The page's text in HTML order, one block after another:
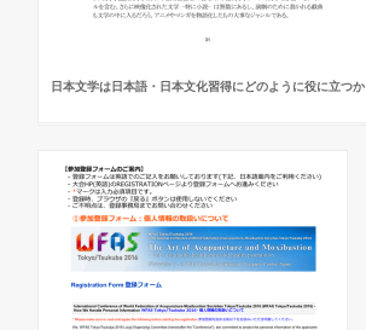
日本文学は日本語・日本文化習得にどのように役に立つか